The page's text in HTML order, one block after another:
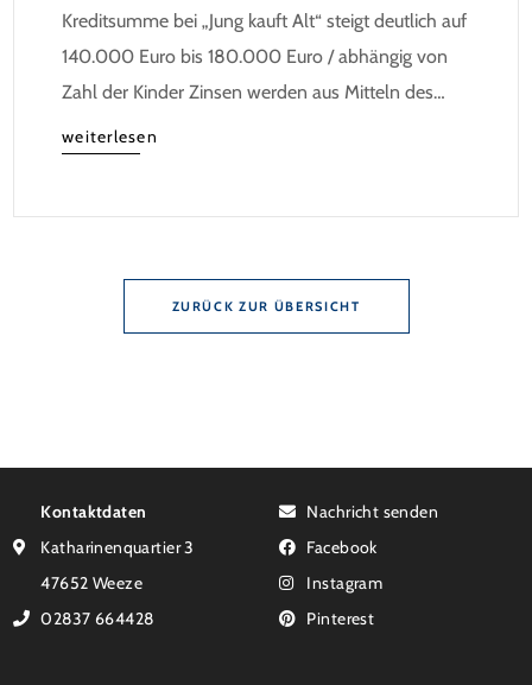
Kreditsumme bei „Jung kauft Alt“ steigt deutlich auf
140.000 Euro bis 180.000 Euro / abhängig von
Zahl der Kinder Zinsen werden aus Mitteln des
Bundes verbilligt: Heutiger Zins bei 0,53 Prozent
weiterlesen
ZURÜCK ZUR ÜBERSICHT
Kontaktdaten
Katharinenquartier 3
47652 Weeze
02837 664428
Nachricht senden
Facebook
Instagram
Pinterest